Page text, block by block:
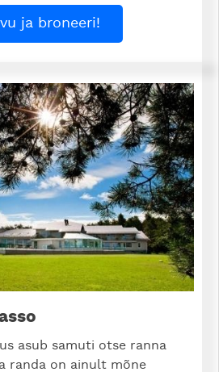
ja broneeri!
asub samuti otse ranna
randa on ainult mõne